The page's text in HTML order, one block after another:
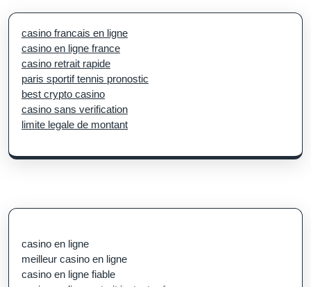
casino francais en ligne
casino en ligne france
casino retrait rapide
paris sportif tennis pronostic
best crypto casino
casino sans verification
limite legale de montant
casino en ligne
meilleur casino en ligne
casino en ligne fiable